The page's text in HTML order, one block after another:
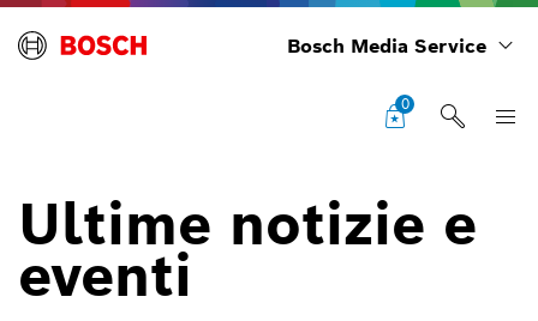
Bosch Media Service
0
Ultime notizie e
eventi